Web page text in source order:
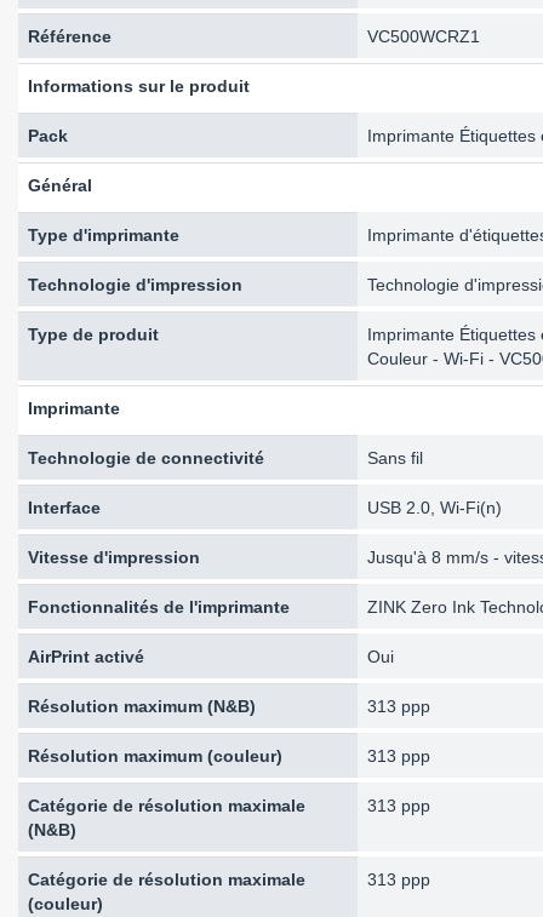
Référence VC500WCRZ1
Informations sur le produit
Pack Imprimante Étiquettes
Général
Type d'imprimante Imprimante
Technologie d'impression Technologie
Type de produit
Imprimante
Couleur - Wi-Fi -
Imprimante
Technologie de connectivité Sans fil
Interface USB 2.0, Wi-Fi(n)
Vitesse d'impression Jusqu'à 8 mm/s -
Fonctionnalités de l'imprimante ZINK Zero Ink
AirPrint activé Oui
Résolution maximum (N&B) 313 ppp
Résolution maximum (couleur) 313 ppp
Catégorie de résolution maximale
(N&B)
313 ppp
Catégorie de résolution maximale
(couleur)
313 ppp